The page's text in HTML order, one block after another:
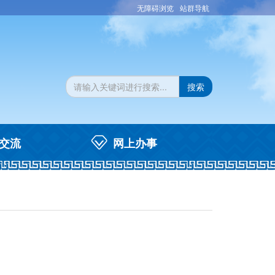
无障碍浏览 站群导航
搜索
流 网上办事